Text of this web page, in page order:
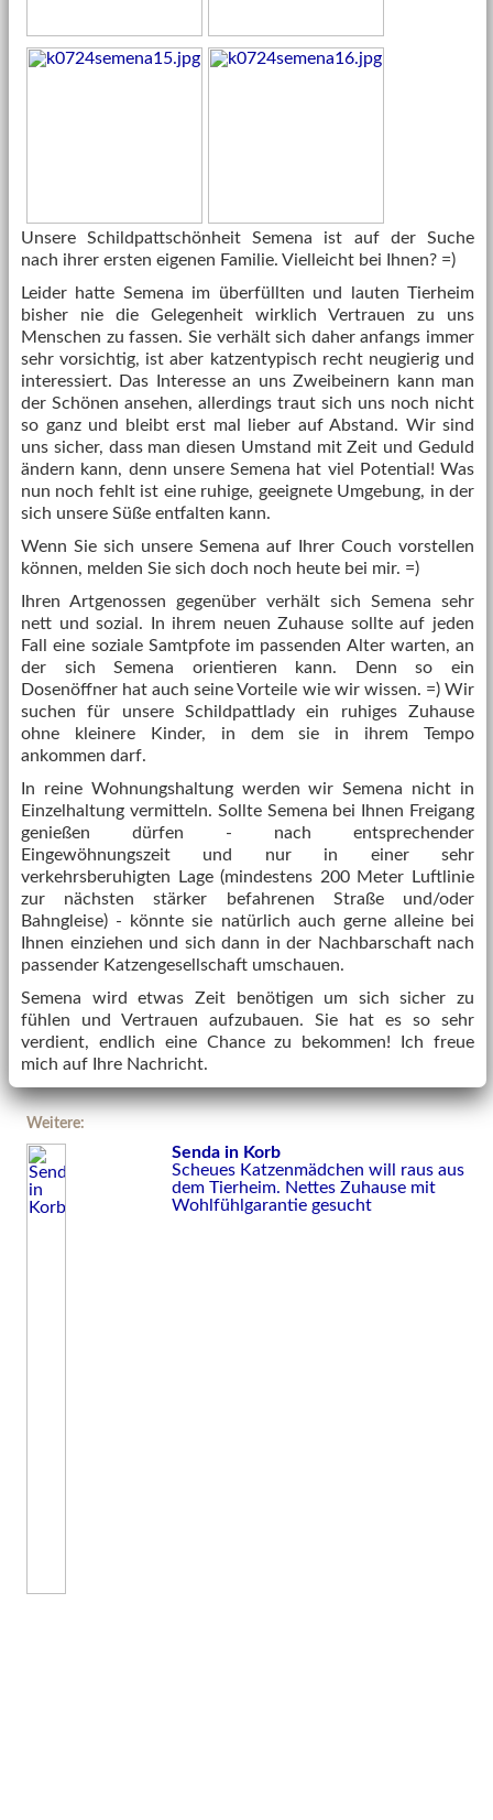
Unsere Schildpattschönheit Semena ist auf der Suche
nach ihrer ersten eigenen Familie. Vielleicht bei Ihnen? =)
Leider hatte Semena im überfüllten und lauten Tierheim
bisher nie die Gelegenheit wirklich Vertrauen zu uns
Menschen zu fassen. Sie verhält sich daher anfangs immer
sehr vorsichtig, ist aber katzentypisch recht neugierig und
interessiert. Das Interesse an uns Zweibeinern kann man
der Schönen ansehen, allerdings traut sich uns noch nicht
so ganz und bleibt erst mal lieber auf Abstand. Wir sind
uns sicher, dass man diesen Umstand mit Zeit und Geduld
ändern kann, denn unsere Semena hat viel Potential! Was
nun noch fehlt ist eine ruhige, geeignete Umgebung, in der
sich unsere Süße entfalten kann.
Wenn Sie sich unsere Semena auf Ihrer Couch vorstellen
können, melden Sie sich doch noch heute bei mir. =)
Ihren Artgenossen gegenüber verhält sich Semena sehr
nett und sozial. In ihrem neuen Zuhause sollte auf jeden
Fall eine soziale Samtpfote im passenden Alter warten, an
der sich Semena orientieren kann. Denn so ein
Dosenöffner hat auch seine Vorteile wie wir wissen. =) Wir
suchen für unsere Schildpattlady ein ruhiges Zuhause
ohne kleinere Kinder, in dem sie in ihrem Tempo
ankommen darf.
In reine Wohnungshaltung werden wir Semena nicht in
Einzelhaltung vermitteln. Sollte Semena bei Ihnen Freigang
genießen dürfen - nach entsprechender
Eingewöhnungszeit und nur in einer sehr
verkehrsberuhigten Lage (mindestens 200 Meter Luftlinie
zur nächsten stärker befahrenen Straße und/oder
Bahngleise) - könnte sie natürlich auch gerne alleine bei
Ihnen einziehen und sich dann in der Nachbarschaft nach
passender Katzengesellschaft umschauen.
Semena wird etwas Zeit benötigen um sich sicher zu
fühlen und Vertrauen aufzubauen. Sie hat es so sehr
verdient, endlich eine Chance zu bekommen! Ich freue
mich auf Ihre Nachricht.
Weitere:
Senda in Korb
Scheues Katzenmädchen will raus aus
dem Tierheim. Nettes Zuhause mit
Wohlfühlgarantie gesucht